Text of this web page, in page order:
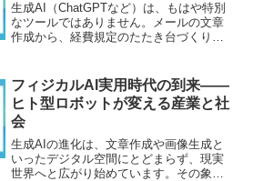
生成AI（ChatGPTなど）は、もはや特別
なツールではありません。メールの文章
作成から、経費規定のたたき台づくりま
い」――そう感じる経理担当者ほど、AI
導入の“伸...
フィジカルAI実用時代の到来――
ヒト型ロボットが変える産業と社
会
生成AIの進化は、文章作成や画像生成と
いったデジタル空間にとどまらず、現実
世界へと広がり始めています。その象徴